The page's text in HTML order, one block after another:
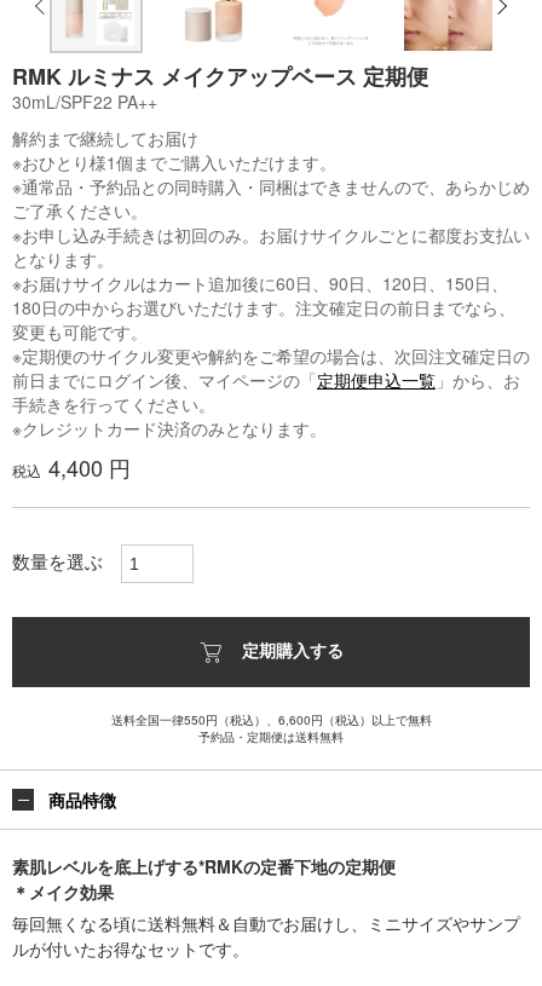
RMK ルミナス メイクアップベース 定期便
30mL/SPF22 PA++
解約まで継続してお届け
※おひとり様1個までご購入いただけます。
※通常品・予約品との同時購入・同梱はできませんので、あらかじめ
ご了承ください。
※お申し込み手続きは初回のみ。お届けサイクルごとに都度お支払い
となります。
※お届けサイクルはカート追加後に60日、90日、120日、150日、
180日の中からお選びいただけます。注文確定日の前日までなら、
変更も可能です。
※定期便のサイクル変更や解約をご希望の場合は、次回注文確定日の
前日までにログイン後、マイページの「定期便申込一覧 」から、お
手続きを行ってください。
※クレジットカード決済のみとなります。
税込 4,400 円
数量を選ぶ
定期購入する
送料全国一律550円（税込）、6,600円（税込）以上で無料
予約品・定期便は送料無料
商品特徴
素肌レベルを底上げする*RMKの定番下地の定期便
＊メイク効果
毎回無くなる頃に送料無料＆自動でお届けし、ミニサイズやサンプ
ルが付いたお得なセットです。